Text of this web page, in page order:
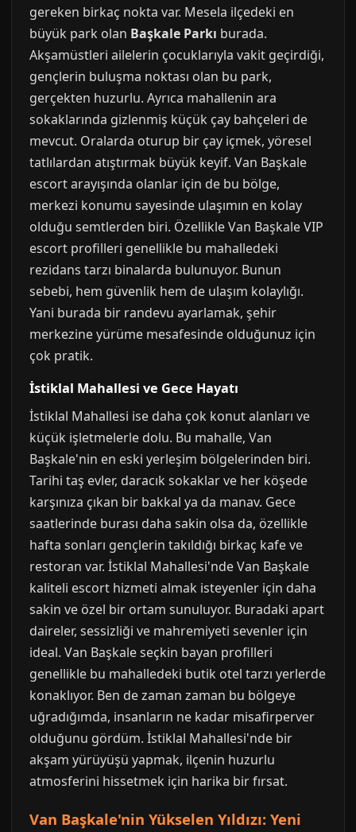
gereken birkaç nokta var. Mesela ilçedeki en
büyük park olan Başkale Parkı burada.
Akşamüstleri ailelerin çocuklarıyla vakit geçirdiği,
gençlerin buluşma noktası olan bu park,
gerçekten huzurlu. Ayrıca mahallenin ara
sokaklarında gizlenmiş küçük çay bahçeleri de
mevcut. Oralarda oturup bir çay içmek, yöresel
tatlılardan atıştırmak büyük keyif. Van Başkale
escort arayışında olanlar için de bu bölge,
merkezi konumu sayesinde ulaşımın en kolay
olduğu semtlerden biri. Özellikle Van Başkale VIP
escort profilleri genellikle bu mahalledeki
rezidans tarzı binalarda bulunuyor. Bunun
sebebi, hem güvenlik hem de ulaşım kolaylığı.
Yani burada bir randevu ayarlamak, şehir
merkezine yürüme mesafesinde olduğunuz için
çok pratik.
İstiklal Mahallesi ve Gece Hayatı
İstiklal Mahallesi ise daha çok konut alanları ve
küçük işletmelerle dolu. Bu mahalle, Van
Başkale'nin en eski yerleşim bölgelerinden biri.
Tarihi taş evler, daracık sokaklar ve her köşede
karşınıza çıkan bir bakkal ya da manav. Gece
saatlerinde burası daha sakin olsa da, özellikle
hafta sonları gençlerin takıldığı birkaç kafe ve
restoran var. İstiklal Mahallesi'nde Van Başkale
kaliteli escort hizmeti almak isteyenler için daha
sakin ve özel bir ortam sunuluyor. Buradaki apart
daireler, sessizliği ve mahremiyeti sevenler için
ideal. Van Başkale seçkin bayan profilleri
genellikle bu mahalledeki butik otel tarzı yerlerde
konaklıyor. Ben de zaman zaman bu bölgeye
uğradığımda, insanların ne kadar misafirperver
olduğunu gördüm. İstiklal Mahallesi'nde bir
akşam yürüyüşü yapmak, ilçenin huzurlu
atmosferini hissetmek için harika bir fırsat.
Van Başkale'nin Yükselen Yıldızı: Yeni